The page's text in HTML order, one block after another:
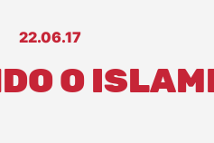
22.06.17
O